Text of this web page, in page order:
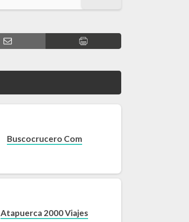
Buscocrucero Com
Atapuerca 2000 Viajes